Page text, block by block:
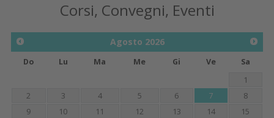
Corsi, Convegni, Eventi
Agosto 2026
Do Lu Ma Me Gi Ve
Sa
1
2
3 4 5 6 7
8
9
10 11 12 13 14
15